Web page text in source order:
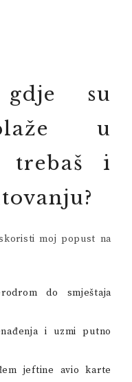
su
u
trebaš i
moj popust na
do smještaja
i uzmi putno
jeftine avio karte